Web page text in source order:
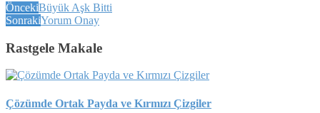
ÖncekiBüyük Aşk Bitti
SonrakiYorum Onay
Rastgele Makale
Çözümde Ortak Payda ve Kırmızı Çizgiler